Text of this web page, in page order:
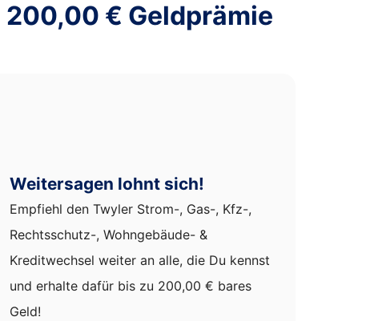
200,00 € Geldprämie
Weitersagen lohnt sich!
Empfiehl den Twyler Strom-, Gas-, Kfz-,
Rechtsschutz-, Wohngebäude- &
Kreditwechsel weiter an alle, die Du kennst
und erhalte dafür bis zu 200,00 € bares
Geld!